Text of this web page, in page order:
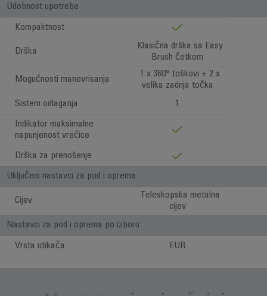
Udobnost upotrebe
Kompaktnost
Drška
Klasična drška sa Easy
Brush četkom
Mogućnosti manevrisanja
1 x 360° toškovi + 2 x
velika zadnja točka
Sistem odlaganja
1
Indikator maksimalne
napunjenost vrećice
Drška za prenošenje
Uključeni nastavci za pod i oprema
Cijev
Teleskopska metalna
cijev
Nastavci za pod i oprema po izboru
Vrsta utikača EUR